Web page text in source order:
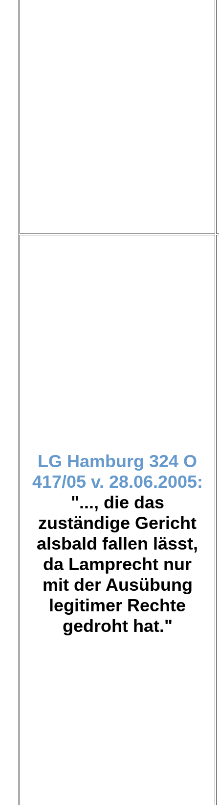
LG Hamburg 324 O
417/05 v. 28.06.2005:
"..., die das
zuständige Gericht
alsbald fallen lässt,
da Lamprecht nur
mit der Ausübung
legitimer Rechte
gedroht hat."